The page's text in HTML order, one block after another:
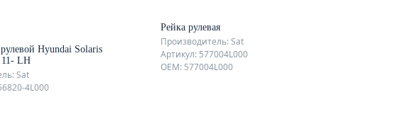
Hyundai Solaris
LH
Sat
4L000
Рейка рулевая
Производитель: Sat
Артикул: 577004L000
OEM: 577004L000